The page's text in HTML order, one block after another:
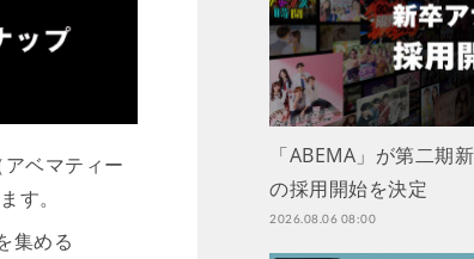
ベマティー
す。
集める
「ABEMA」が第二期
の採用開始を決定
2026.08.06 08:00